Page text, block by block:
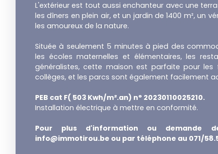
L'extérieur est tout aussi enchanteur avec une
les dîners en plein air, et un jardin de 1400 m², un
les amoureux de la nature.
Située à seulement 5 minutes à pied des
les écoles maternelles et élémentaires, les
généralistes, cette maison est parfaite pour les
collèges, et les parcs sont également facilement
PEB cat F( 503 Kwh/m².an) n° 20230110025210.
Installation électrique à mettre en conformité.
Pour plus d'information ou
info@immotirou.be ou par téléphone au 071/